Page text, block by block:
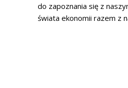
do zapoznania się z
świata ekonomii razem z